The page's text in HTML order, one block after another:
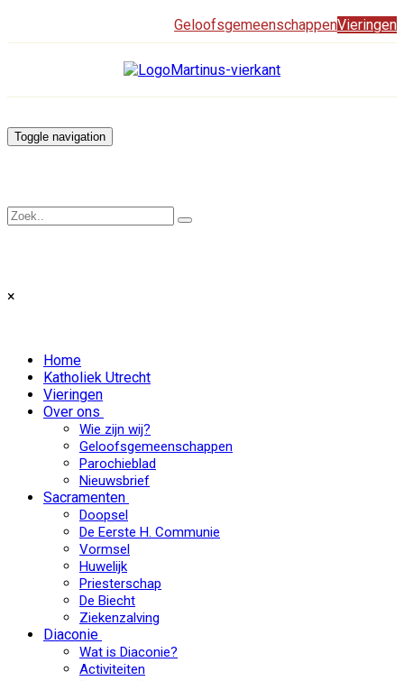
GeloofsgemeenschappenVieringen
Toggle navigation
×
Home
Katholiek Utrecht
Vieringen
Over ons
Wie zijn wij?
Geloofsgemeenschappen
Parochieblad
Nieuwsbrief
Sacramenten
Doopsel
De Eerste H. Communie
Vormsel
Huwelijk
Priesterschap
De Biecht
Ziekenzalving
Diaconie
Wat is Diaconie?
Activiteiten